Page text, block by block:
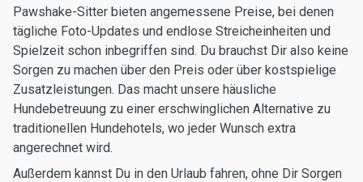
Pawshake-Sitter bieten angemessene Preise, bei denen
tägliche Foto-Updates und endlose Streicheinheiten und
Spielzeit schon inbegriffen sind. Du brauchst Dir also keine
Sorgen zu machen über den Preis oder über kostspielige
Zusatzleistungen. Das macht unsere häusliche
Hundebetreuung zu einer erschwinglichen Alternative zu
traditionellen Hundehotels, wo jeder Wunsch extra
angerechnet wird.
Außerdem kannst Du in den Urlaub fahren, ohne Dir Sorgen